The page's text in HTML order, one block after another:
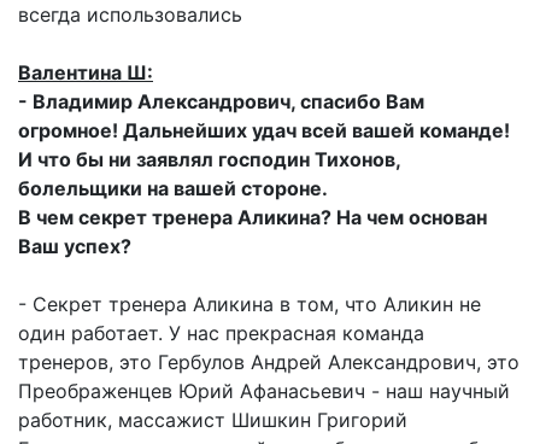
всегда использовались
Валентина Ш:
- Владимир Александрович, спасибо Вам
огромное! Дальнейших удач всей вашей команде!
И что бы ни заявлял господин Тихонов,
болельщики на вашей стороне.
В чем секрет тренера Аликина? На чем основан
Ваш успех?
- Секрет тренера Аликина в том, что Аликин не
один работает. У нас прекрасная команда
тренеров, это Гербулов Андрей Александрович, это
Преображенцев Юрий Афанасьевич - наш научный
работник, массажист Шишкин Григорий